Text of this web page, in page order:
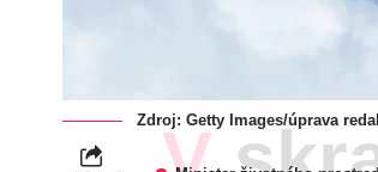
Zdroj: Getty Images/úprava